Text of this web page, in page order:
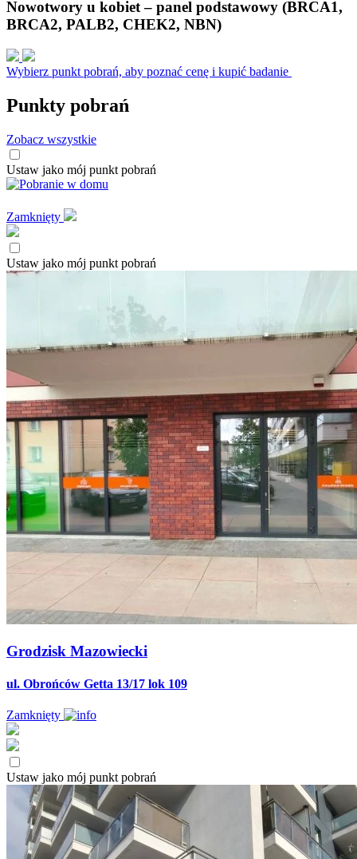
Nowotwory u kobiet – panel podstawowy (BRCA1,
BRCA2, PALB2, CHEK2, NBN)
Wybierz punkt pobrań, aby poznać cenę i kupić badanie
Punkty pobrań
Zobacz wszystkie
Ustaw jako mój punkt pobrań
Zamknięty
Ustaw jako mój punkt pobrań
Grodzisk Mazowiecki
ul. Obrońców Getta 13/17 lok 109
Zamknięty
Ustaw jako mój punkt pobrań